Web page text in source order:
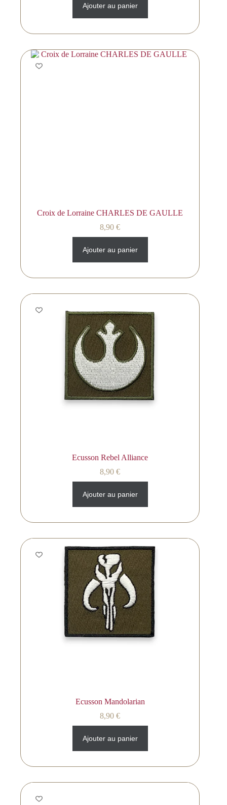
Ajouter au panier
Croix de Lorraine CHARLES DE GAULLE
8,90€
Ajouter au panier
Ecusson Rebel Alliance
8,90€
Ajouter au panier
Ecusson Mandolarian
8,90€
Ajouter au panier